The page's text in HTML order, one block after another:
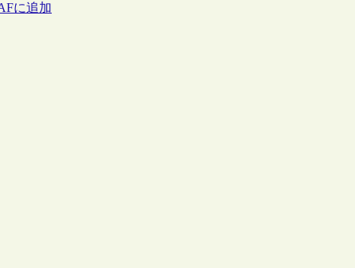
に追加